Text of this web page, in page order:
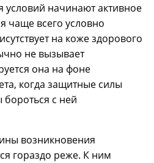
условий начинают активное
чаще всего условно
на коже здорового
не вызывает
она на фоне
когда защитные силы
с ней
возникновения
гораздо реже. К ним